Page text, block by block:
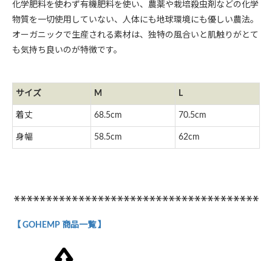
化学肥料を使わず有機肥料を使い、農薬や栽培殺虫剤などの化学
物質を一切使用していない、人体にも地球環境にも優しい農法。
オーガニックで生産される素材は、独特の風合いと肌触りがとて
も気持ち良いのが特徴です。
サイズ M L
着丈 68.5cm 70.5cm
身幅 58.5cm 62cm
【 GOHEMP 商品一覧 】